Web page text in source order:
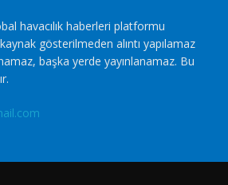
havacılık haberleri platformu
gösterilmeden alıntı yapılamaz
başka yerde yayınlanamaz. Bu